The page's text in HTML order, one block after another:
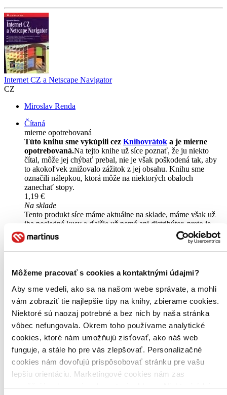
Môžeme pracovať s cookies a kontaktnými údajmi?
Aby sme vedeli, ako sa na našom webe správate, a mohli
vám zobraziť tie najlepšie tipy na knihy, zbierame cookies.
Niektoré sú naozaj potrebné a bez nich by naša stránka
vôbec nefungovala. Okrem toho používame analytické
cookies, ktoré nám umožňujú zisťovať, ako náš web
funguje, a stále ho pre vás zlepšovať. Personalizačné
cookies nám dovoľujú prispôsobovať stránku pre vašu
lepšiu orientáciu. Marketingové cookies nám zas
umožňujú zobrazenie relevantnej reklamy. Niektoré údaje
Internet CZ a Netscape Navigator
CZ
Miroslav Renda
Čítaná
mierne opotrebovaná
Túto knihu sme vykúpili cez Knihovrátok a je mierne
opotrebovaná.Na tejto knihe už síce poznať, že ju niekto
čítal, môže jej chýbať prebal, nie je však poškodená tak, aby
to akokoľvek znižovalo zážitok z jej obsahu. Knihu sme
označili nálepkou, ktorá môže na niektorých obaloch
zanechať stopy.
1,19 €
Na sklade
Tento produkt síce máme aktuálne na sklade, máme však už
iba posledné kusy a ďalšie už nemá ani distribútor, preto je
možné, že bude onedlho úplne vypredaný. Ak ho chcete mať,
ponáhľajte sa!
Vložiť do košíka
Vypredané
Ach, mrzí nás to, z tejto knihy sa už predali všetky výtlačky a
nemáme ju na sklade my ani vydavateľ :( Teoreticky však
môžete mať šťastie v niektorých iných obchodoch, ktoré ešte
nepredali posledné kusy.
Pridať do zoznamu